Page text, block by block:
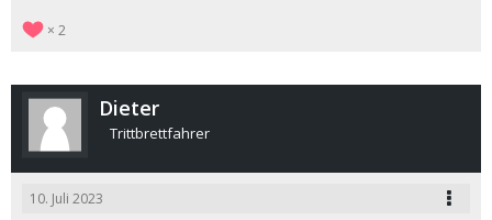
2
Dieter
Trittbrettfahrer
10. Juli 2023